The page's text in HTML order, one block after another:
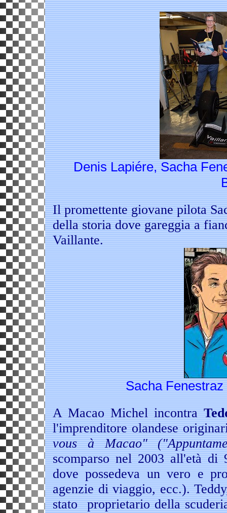
Denis Lapiére, Sacha
Il promettente giovane pilota
della storia dove gareggia a
Vaillante.
Sacha
A Macao Michel incontra
l'imprenditore olandese
vous à Macao"
scomparso nel 2003 all'età
dove possedeva un vero e
agenzie di viaggio, ecc.).
stato proprietario della